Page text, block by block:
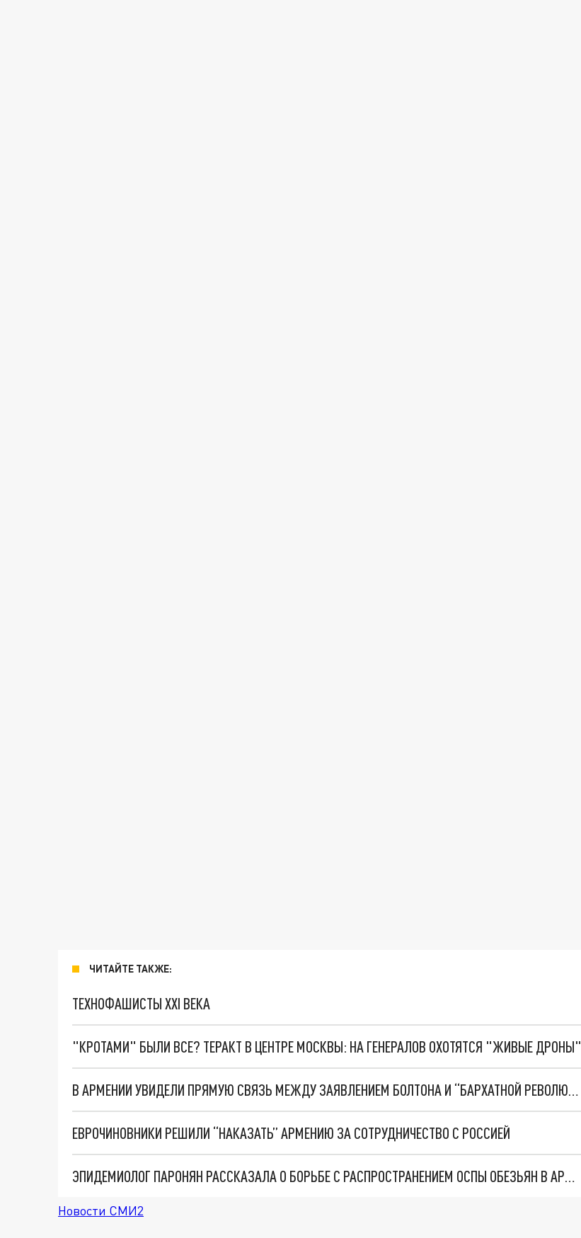
ЧИТАЙТЕ ТАКЖЕ:
ТЕХНОФАШИСТЫ XXI ВЕКА
"КРОТАМИ" БЫЛИ ВСЕ? ТЕРАКТ В ЦЕНТРЕ МОСКВЫ: НА ГЕНЕРАЛОВ ОХОТЯТСЯ "ЖИВЫЕ ДРОНЫ"
В АРМЕНИИ УВИДЕЛИ ПРЯМУЮ СВЯЗЬ МЕЖДУ ЗАЯВЛЕНИЕМ БОЛТОНА И “БАРХАТНОЙ РЕВОЛЮЦИЕЙ” 2018 ГОДА
ЕВРОЧИНОВНИКИ РЕШИЛИ “НАКАЗАТЬ” АРМЕНИЮ ЗА СОТРУДНИЧЕСТВО С РОССИЕЙ
ЭПИДЕМИОЛОГ ПАРОНЯН РАССКАЗАЛА О БОРЬБЕ С РАСПРОСТРАНЕНИЕМ ОСПЫ ОБЕЗЬЯН В АРМЕНИИ
Новости СМИ2